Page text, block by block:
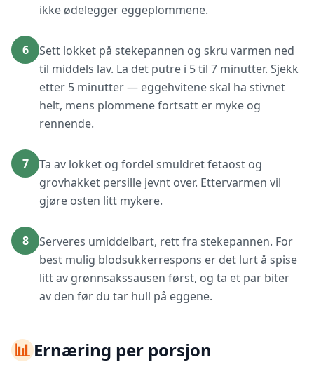
ikke ødelegger eggeplommene.
6
Sett lokket på stekepannen og skru varmen ned
til middels lav. La det putre i 5 til 7 minutter. Sjekk
etter 5 minutter — eggehvitene skal ha stivnet
helt, mens plommene fortsatt er myke og
rennende.
7
Ta av lokket og fordel smuldret fetaost og
grovhakket persille jevnt over. Ettervarmen vil
gjøre osten litt mykere.
8
Serveres umiddelbart, rett fra stekepannen. For
best mulig blodsukkerrespons er det lurt å spise
litt av grønnsakssausen først, og ta et par biter
av den før du tar hull på eggene.
📊Ernæring per porsjon